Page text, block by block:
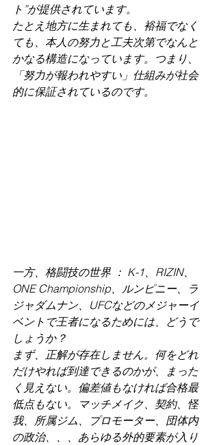
ト”が提供されています。
たとえ地方に生まれても、裕福でなく
ても、本人の努力と工夫次第でなんと
かなる構造になっています。つまり、
「努力が報われやすい」仕組みが社会
的に保証されているのです。
一方、格闘技の世界 ： K-1、RIZIN、
ONE Championship、ルンピニー、ラ
ジャダムナン、UFCなどのメジャーイ
ベントで王者になるためには、どうで
しょうか？
まず、正解が存在しません。何をどれ
だけやれば到達できるのかが、まった
く見えない。偏差値もなければ合格最
低点もない。マッチメイク、契約、怪
我、所属ジム、プロモーター、団体内
の政治、、、あらゆる外的要素が入り